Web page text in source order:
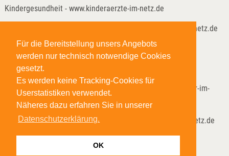
Für die Bereitstellung unsers Angebots
werden nur technisch notwendige Cookies
gesetzt.
Es werden keine Tracking-Cookies für
Userstatistiken verwendet.
Näheres dazu erfahren Sie in unserer
Datenschutzerklärung.
OK
Kindergesundheit - www.kinderaerzte-im-netz.de
Kinder- und Jugendreha - www.kinder-und-jugendreha-im-netz.de
Weitere Gesundheitsthemen:
Lungenheilkunde - www.lungenaerzte-im-netz.de
Neurologie & Psychiatrie - www.neurologen-und-psychiater-im-
netz.org
Anästhesie & Schmerzmedizin - www.anaesthesisten-im-netz.de
Onkologische Reha - www.reha-hilft-krebspatienten.de